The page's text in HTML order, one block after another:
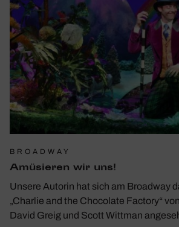
BROADWAY
Amüsieren wir uns!
Unsere Autorin hat sich am Broadway
„Charlie and the Chocolate Factory“
David Greig und Scott Wittman